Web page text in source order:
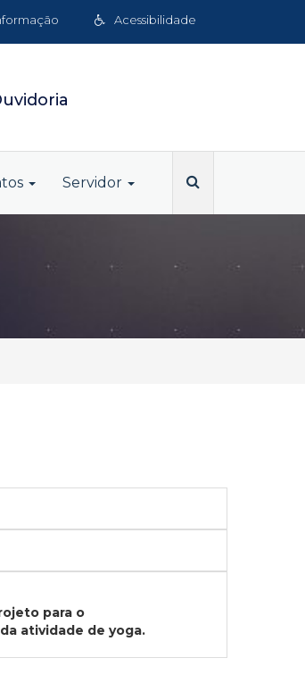
Acessibilidade
Servidor
para o
atividade de yoga.